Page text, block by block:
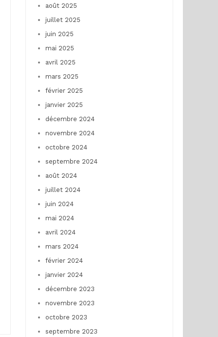
août 2025
juillet 2025
juin 2025
mai 2025
avril 2025
mars 2025
février 2025
janvier 2025
décembre 2024
novembre 2024
octobre 2024
septembre 2024
août 2024
juillet 2024
juin 2024
mai 2024
avril 2024
mars 2024
février 2024
janvier 2024
décembre 2023
novembre 2023
octobre 2023
septembre 2023